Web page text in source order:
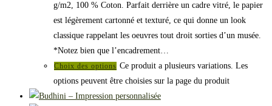
g/m2, 100 % Coton. Parfait derrière un cadre vitré, le papier
est légèrement cartonné et texturé, ce qui donne un look
classique rappelant les oeuvres tout droit sorties d’un musée.
*Notez bien que l’encadrement…
Choix des options Ce produit a plusieurs variations. Les
options peuvent être choisies sur la page du produit